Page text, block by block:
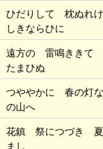
ひだりして 枕ぬれ
しきならひに
遠方の 雷鳴ききて
たまひぬ
つややかに 春の灯
の山へ
花鎮 祭につづき
まし